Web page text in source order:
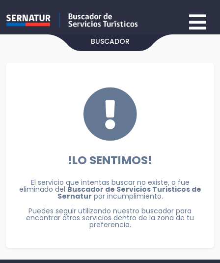
BUSCADOR
!LO SENTIMOS!
El servicio que intentas buscar no existe, o fue
eliminado del Buscador de Servicios Turisticos de
Sernatur por incumplimiento.
Puedes seguir utilizando nuestro buscador para
encontrar otros servicios dentro de la zona de tu
preferencia.